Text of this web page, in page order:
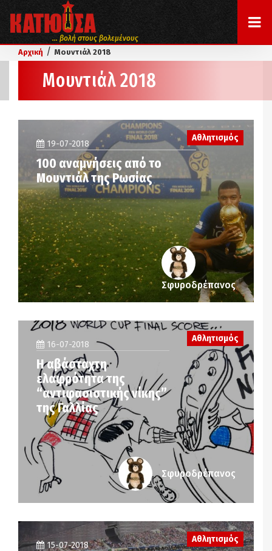
... βολή στους βολεμένους
Αρχική / Μουντιάλ 2018
Μουντιάλ 2018
Αθλητισμός
19-07-2018
100 αναμνήσεις από το
Μουντιάλ της Ρωσίας
Σφυροδρέπανος
16-07-2018
Η αβάσταχτη
ελαφρότητα της
“αντιφασιστικής νίκης”
της Γαλλίας
Αθλητισμός
Σφυροδρέπανος
15-07-2018
Αθλητισμός